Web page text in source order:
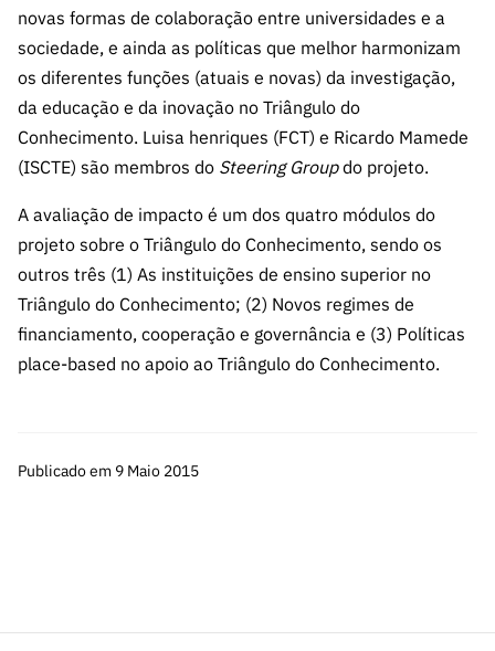
novas formas de colaboração entre universidades e a
sociedade, e ainda as políticas que melhor harmonizam
os diferentes funções (atuais e novas) da investigação,
da educação e da inovação no Triângulo do
Conhecimento. Luisa henriques (FCT) e Ricardo Mamede
(ISCTE) são membros do Steering Groupdo projeto.
A avaliação de impacto é um dos quatro módulos do
projeto sobre o Triângulo do Conhecimento, sendo os
outros três (1) As instituições de ensino superior no
Triângulo do Conhecimento; (2) Novos regimes de
financiamento, cooperação e governância e (3) Políticas
place-based no apoio ao Triângulo do Conhecimento.
Publicado em 9 Maio 2015